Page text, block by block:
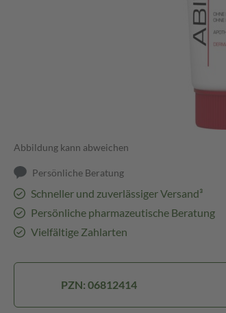
Abbildung kann abweichen
Persönliche Beratung
Schneller und zuverlässiger Versand³
Persönliche pharmazeutische Beratung
Vielfältige Zahlarten
PZN: 06812414